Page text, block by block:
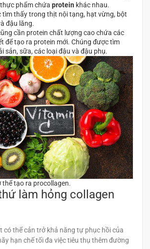
phẩm chứa protein khác nhau.
thấy trong thịt nội tạng, hạt vừng, bột
đậu lăng.
cần protein chất lượng cao chứa các
để tạo ra protein mới. Chúng được tìm
sản, sữa, các loại đậu và đậu phụ.
thể tạo ra procollagen.
làm hỏng collagen
có thể cản trở khả năng tự phục hồi của
hạn chế tối đa việc tiêu thụ thêm đường